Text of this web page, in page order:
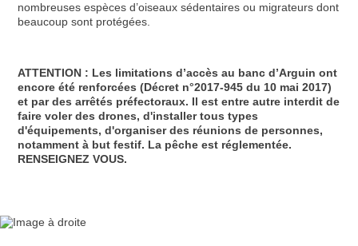
nombreuses espèces d’oiseaux sédentaires ou migrateurs dont
beaucoup sont protégées.
ATTENTION : Les limitations d’accès au banc d’Arguin ont
encore été renforcées (Décret n°2017-945 du 10 mai 2017)
et par des arrêtés préfectoraux. Il est entre autre interdit de
faire voler des drones, d'installer tous types
d'équipements, d'organiser des réunions de personnes,
notamment à but festif. La pêche est réglementée.
RENSEIGNEZ VOUS.